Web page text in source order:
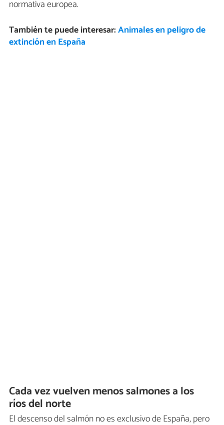
normativa europea.
También te puede interesar:Animales en peligro de
extinción en España
Cada vez vuelven menos salmones a los
ríos del norte
El descenso del salmón no es exclusivo de España, pero